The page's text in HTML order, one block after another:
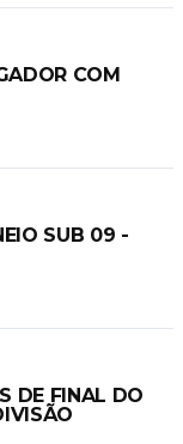
COM
SUB 09 -
DE FINAL DO